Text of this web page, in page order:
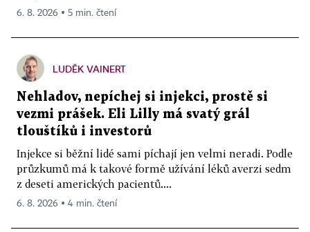
6. 8. 2026 ▪ 5 min. čtení
LUDĚK VAINERT
Nehladov, nepíchej si injekci, prostě si
vezmi prášek. Eli Lilly má svatý grál
tlouštíků i investorů
Injekce si běžní lidé sami píchají jen velmi neradi. Podle
průzkumů má k takové formě užívání léků averzi sedm
z deseti amerických pacientů....
6. 8. 2026 ▪ 4 min. čtení